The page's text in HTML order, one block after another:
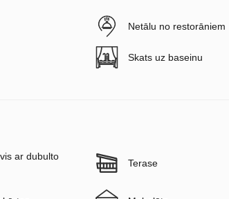
Netālu no restorāniem
Skats uz baseinu
ar dubulto
Terase